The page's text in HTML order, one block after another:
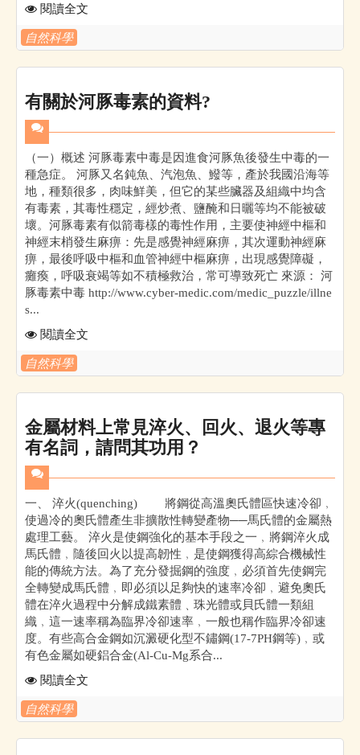
閱讀全文
自然科學
有關於河豚毒素的資料?
（一）概述 河豚毒素中毒是因進食河豚魚後發生中毒的一
種急症。 河豚又名鈍魚、汽泡魚、鱍等，產於我國沿海等
地，種類很多，肉味鮮美，但它的某些臟器及組織中均含
有毒素，其毒性穩定，經炒煮、鹽醃和日曬等均不能被破
壞。河豚毒素有似箭毒樣的毒性作用，主要使神經中樞和
神經末梢發生麻痹：先是感覺神經麻痹，其次運動神經麻
痹，最後呼吸中樞和血管神經中樞麻痹，出現感覺障礙，
癱瘓，呼吸衰竭等如不積極救治，常可導致死亡 來源： 河
豚毒素中毒 http://www.cyber-medic.com/medic_puzzle/illne
s...
閱讀全文
自然科學
金屬材料上常見淬火、回火、退火等專
有名詞，請問其功用？
一、 淬火(quenching) 將鋼從高溫奧氏體區快速冷卻﹐
使過冷的奧氏體產生非擴散性轉變產物──馬氏體的金屬熱
處理工藝。 淬火是使鋼強化的基本手段之一﹐將鋼淬火成
馬氏體﹐隨後回火以提高韌性﹐是使鋼獲得高綜合機械性
能的傳統方法。為了充分發掘鋼的強度﹐必須首先使鋼完
全轉變成馬氏體﹐即必須以足夠快的速率冷卻﹐避免奧氏
體在淬火過程中分解成鐵素體﹑珠光體或貝氏體一類組
織﹐這一速率稱為臨界冷卻速率﹐一般也稱作臨界冷卻速
度。有些高合金鋼如沉澱硬化型不鏽鋼(17-7PH鋼等)﹐或
有色金屬如硬鋁合金(Al-Cu-Mg系合...
閱讀全文
自然科學